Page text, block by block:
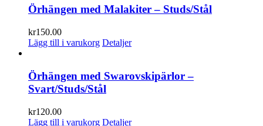
Örhängen med Malakiter – Studs/Stål
kr150.00
Lägg till i varukorg Detaljer
Örhängen med Swarovskipärlor –
Svart/Studs/Stål
kr120.00
Lägg till i varukorg Detaljer